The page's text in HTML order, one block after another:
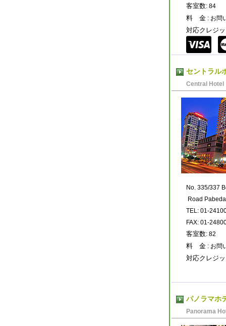
客室数: 84
料 金 : お問
対応クレジ
セントラル
Central Hotel
No. 335/337
Road
TEL: 01-
FAX: 01-
客室数: 82
料 金 : お問
対応クレジ
パノラマホ
Panorama